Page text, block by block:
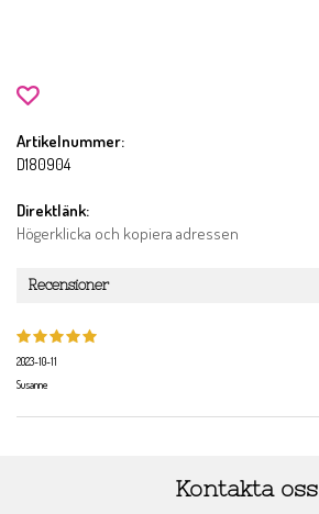
Artikelnummer:
D180904
Direktlänk:
Högerklicka och kopiera adressen
Recensioner
2023-10-11
Susanne
Kontakta oss